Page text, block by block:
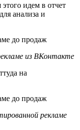
идем в отчет
анализа и
из ВКонтакте
на
рекламе